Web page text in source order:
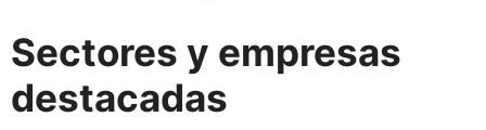
Sectores y empresas
destacadas